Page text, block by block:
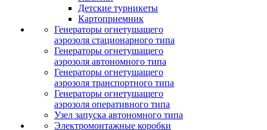
Детские турникеты
Картоприемник
Генераторы огнетушащего
аэрозоля стационарного типа
Генераторы огнетушащего
аэрозоля автономного типа
Генераторы огнетушащего
аэрозоля транспортного типа
Генераторы огнетушащего
аэрозоля оперативного типа
Узел запуска автономного типа
Электромонтажные коробки